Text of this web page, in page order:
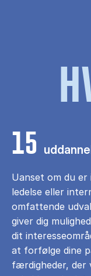
15
Uanset om du
ledelse eller
omfattende
giver dig
dit
at forfølge dine
færdigheder,